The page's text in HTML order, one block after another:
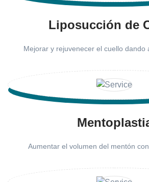
Liposucción de
Mejorar y rejuvenecer el cuello dando
Aumentar el volumen del mentón